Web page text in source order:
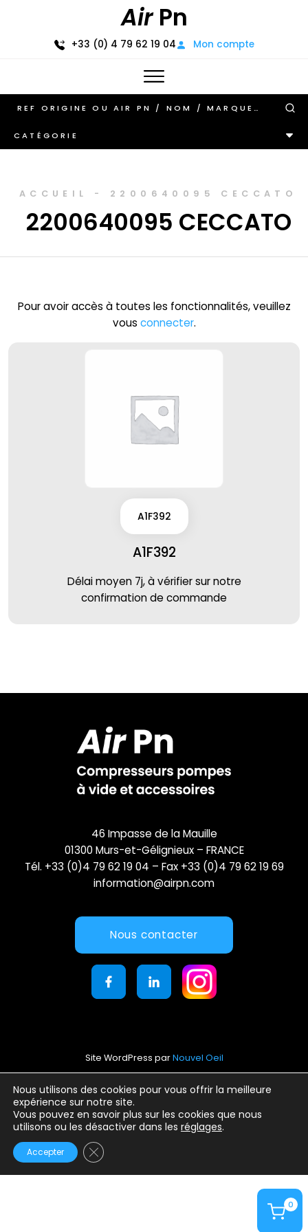
AirPn
+33 (0) 4 79 62 19 04 Mon compte
0
CATÉGORIE
ACCUEIL - 2200640095 CECCATO
2200640095 CECCATO
Pour avoir accès à toutes les fonctionnalités, veuillez
vous connecter.
A1F392
A1F392
Délai moyen 7j, à vérifier sur notre
confirmation de commande
Nous utilisons des cookies pour vous offrir la meilleure
expérience sur notre site.
Vous pouvez en savoir plus sur les cookies que nous
utilisons ou les désactiver dans les réglages.
Accepter Fermer la bannière des cookies GDPR
46 Impasse de la Mauille
01300 Murs-et-Gélignieux – FRANCE
Tél. +33 (0)4 79 62 19 04 – Fax +33 (0)4 79 62 19 69
information@airpn.com
Nous contacter
Site WordPress parNouvel Oeil
Mentions légales
Conditions générales d’utilisation
Politique de confidentialité